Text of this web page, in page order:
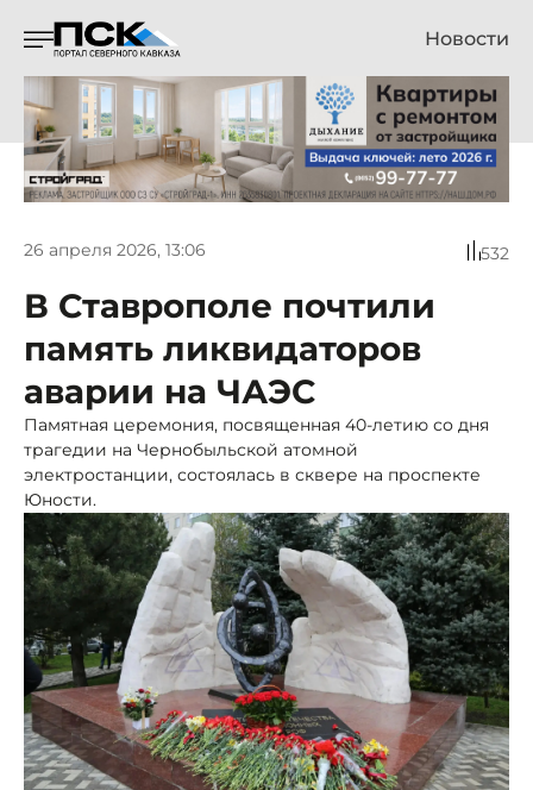
Новости
26 апреля 2026, 13:06 532
В Ставрополе почтили
память ликвидаторов
аварии на ЧАЭС
Памятная церемония, посвященная 40-летию со дня
трагедии на Чернобыльской атомной
электростанции, состоялась в сквере на проспекте
Юности.